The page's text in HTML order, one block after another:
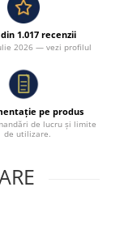
1.017 recenzii
2026 — vezi profilul
pe produs
de lucru și limite
de utilizare.